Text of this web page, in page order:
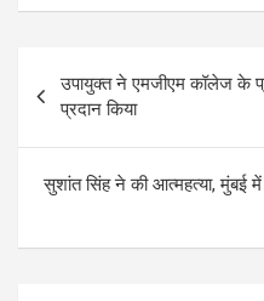
navigation
उपायुक्त ने एमजीएम कॉलेज के
प्रदान किया
सुशांत सिंह ने की आत्महत्या, मुंबई